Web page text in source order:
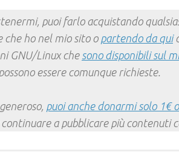
puoi farlo acquistando
che ho nel mio sito o partendo da qui
GNU/Linux chesono disponibili sul
essere comunque richieste.
puoi anche donarmi solo 1€
a pubblicare più contenuti